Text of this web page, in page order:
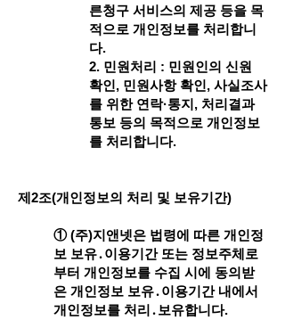
른청구 서비스의 제공 등을 목
적으로 개인정보를 처리합니
다.
2. 민원처리 : 민원인의 신원
확인, 민원사항 확인, 사실조사
를 위한 연락·통지, 처리결과
통보 등의 목적으로 개인정보
를 처리합니다.
제2조(개인정보의 처리 및 보유기간)
① (주)지앤넷은 법령에 따른 개인정
보 보유․이용기간 또는 정보주체로
부터 개인정보를 수집 시에 동의받
은 개인정보 보유․이용기간 내에서
개인정보를 처리․보유합니다.